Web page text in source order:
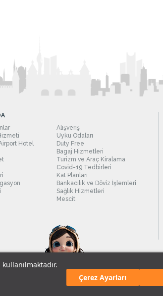
Çerez Ayarları
Alışveriş
Uyku Odaları
Hotel
Duty Free
Bagaj Hizmetleri
Turizm ve Araç Kiralama
Covid-19 Tedbirleri
Kat Planları
Bankacılık ve Döviz İşlemleri
Sağlık Hizmetleri
Mescit